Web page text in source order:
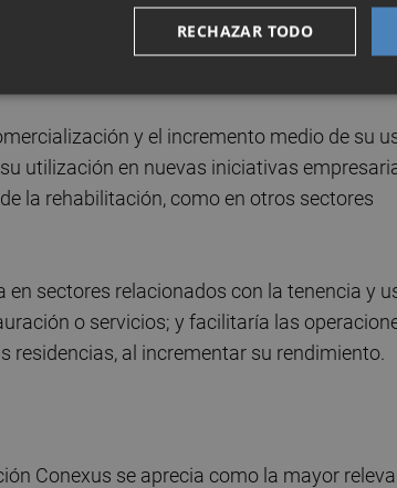
expertos y empresarios entiende como
que faciliten la venta del stock
residencial existente por extranjeros.
y el incremento medio de su
utilización en nuevas iniciativas
la rehabilitación, como en otros sectores
sectores relacionados con la tenencia y
o servicios; y facilitaría las
residencias, al incrementar su rendimiento.
Conexus se aprecia como la mayor
RECHAZAR TODO